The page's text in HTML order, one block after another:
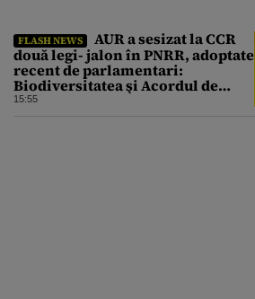
FLASH NEWS
AUR a sesizat la CCR
două legi- jalon în PNRR, adoptate
recent de parlamentari:
Biodiversitatea şi Acordul de
împrumut cu BIRD
15:55